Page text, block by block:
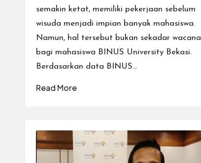
semakin ketat, memiliki pekerjaan sebelum
wisuda menjadi impian banyak mahasiswa.
Namun, hal tersebut bukan sekadar wacana
bagi mahasiswa BINUS University Bekasi.
Berdasarkan data BINUS…
Read More